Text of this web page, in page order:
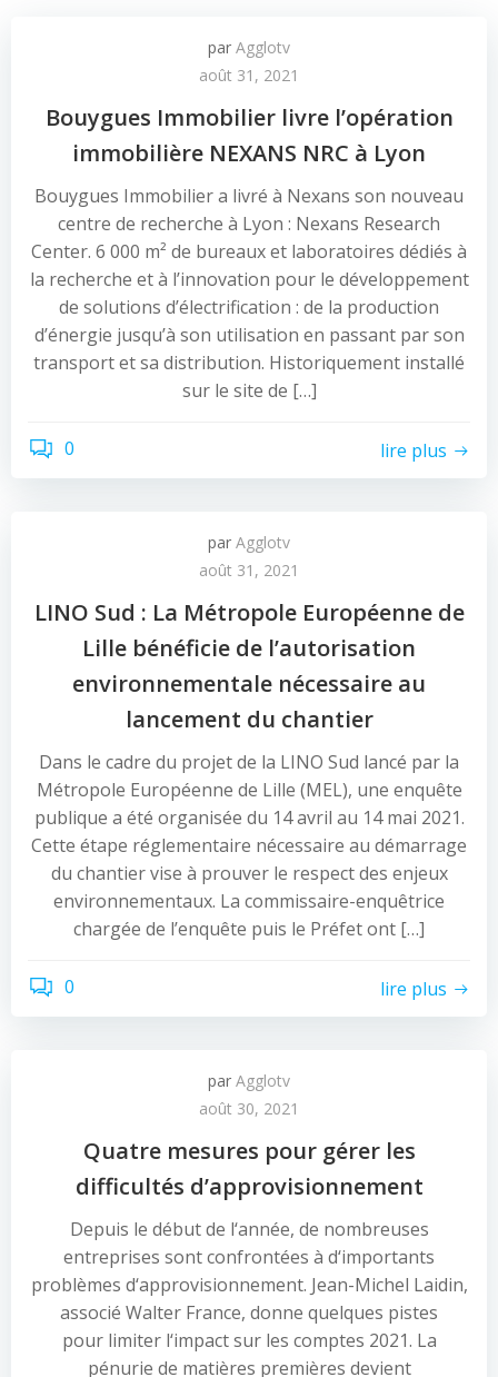
par Agglotv
août 31, 2021
Bouygues Immobilier livre l’opération
immobilière NEXANS NRC à Lyon
Bouygues Immobilier a livré à Nexans son nouveau
centre de recherche à Lyon : Nexans Research
Center. 6 000 m² de bureaux et laboratoires dédiés à
la recherche et à l’innovation pour le développement
de solutions d’électrification : de la production
d’énergie jusqu’à son utilisation en passant par son
transport et sa distribution. Historiquement installé
sur le site de […]
0 lire plus
par Agglotv
août 31, 2021
LINO Sud : La Métropole Européenne de
Lille bénéficie de l’autorisation
environnementale nécessaire au
lancement du chantier
Dans le cadre du projet de la LINO Sud lancé par la
Métropole Européenne de Lille (MEL), une enquête
publique a été organisée du 14 avril au 14 mai 2021.
Cette étape réglementaire nécessaire au démarrage
du chantier vise à prouver le respect des enjeux
environnementaux. La commissaire-enquêtrice
chargée de l’enquête puis le Préfet ont […]
0 lire plus
par Agglotv
août 30, 2021
Quatre mesures pour gérer les
difficultés d’approvisionnement
Depuis le début de l‘année, de nombreuses
entreprises sont confrontées à d‘importants
problèmes d‘approvisionnement. Jean-Michel Laidin,
associé Walter France, donne quelques pistes
pour limiter l‘impact sur les comptes 2021. La
pénurie de matières premières devient